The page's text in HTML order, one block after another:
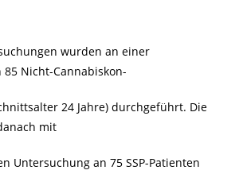
wurden an einer
Nicht-Cannabiskon-
24 Jahre) durchgeführt. Die
mit
Untersuchung an 75 SSP-Patienten